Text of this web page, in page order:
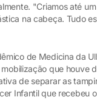
"Criamos até
na cabeça. Tudo
de Medicina da
que houve
de separar as
Infantil que recebeu